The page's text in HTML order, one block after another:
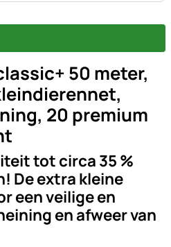
50 meter,
20 premium
tot circa 35 %
De extra kleine
een veilige en
en afweer van